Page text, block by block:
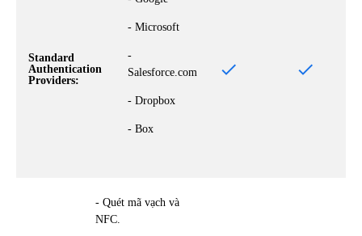
Standard
Authentication
Providers:
- Microsoft
-
Salesforce.com
- Dropbox
- Box
- Quét mã vạch và
NFC.